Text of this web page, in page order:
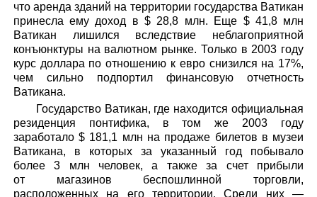
что аренда зданий на территории государства Ватикан
принесла ему доход в $ 28,8 млн. Еще $ 41,8 млн
Ватикан лишился вследствие неблагоприятной
конъюнктуры на валютном рынке. Только в 2003 году
курс доллара по отношению к евро снизился на 17%,
чем сильно подпортил финансовую отчетность
Ватикана.
Государство Ватикан, где находится официальная
резиденция понтифика, в том же 2003 году
заработало $ 181,1 млн на продаже билетов в музеи
Ватикана, в которых за указанный год побывало
более 3 млн человек, а также за счет прибыли
от магазинов беспошлинной торговли,
расположенных на его территории. Среди них —